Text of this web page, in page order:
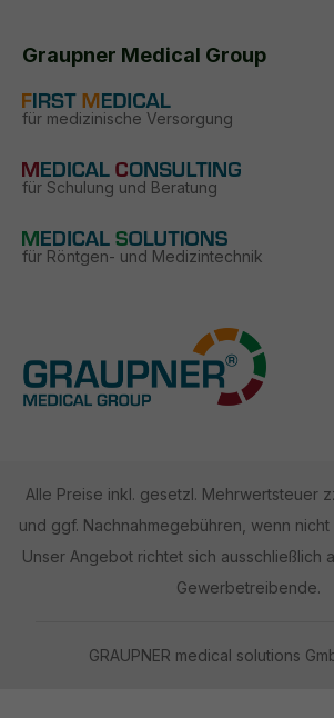
Graupner Medical Group
für medizinische Versorgung
für Schulung und Beratung
für Röntgen- und Medizintechnik
Alle Preise inkl. gesetzl. Mehrwertsteuer
und ggf. Nachnahmegebühren, wenn
Unser Angebot richtet sich ausschließlich
Gewerbetreibende.
GRAUPNER medical solutions